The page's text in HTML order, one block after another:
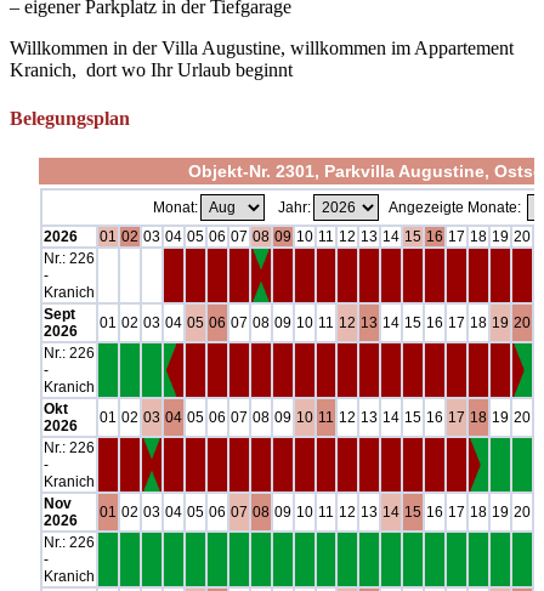
– eigener Parkplatz in der Tiefgarage
Willkommen in der Villa Augustine, willkommen im Appartement
Kranich, dort wo Ihr Urlaub beginnt
Belegungsplan